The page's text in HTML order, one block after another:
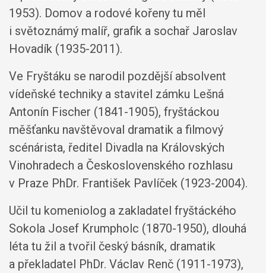
1953). Domov a rodové kořeny tu měl
i světoznámý malíř, grafik a sochař Jaroslav
Hovadík (1935-2011).
Ve Fryštáku se narodil pozdější absolvent
vídeňské techniky a stavitel zámku Lešná
Antonín Fischer (1841-1905), fryštáckou
měšťanku navštěvoval dramatik a filmový
scénárista, ředitel Divadla na Královských
Vinohradech a Československého rozhlasu
v Praze PhDr. František Pavlíček (1923-2004).
Učil tu komeniolog a zakladatel fryštáckého
Sokola Josef Krumpholc (1870-1950), dlouhá
léta tu žil a tvořil český básník, dramatik
a překladatel PhDr. Václav Renč (1911-1973),